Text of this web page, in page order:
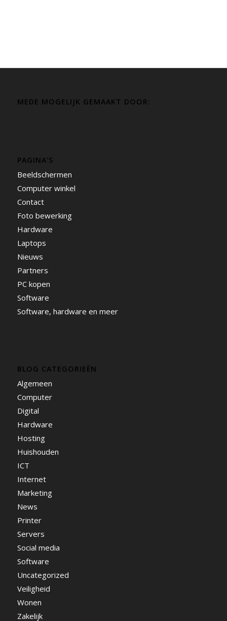
MEDE MOGELIJK GEMAAKT DOOR:
PAGINA’S
Beeldschermen
Computer winkel
Contact
Foto bewerking
Hardware
Laptops
Nieuws
Partners
PC kopen
Software
Software, hardware en meer
BLOG CATEGORIEËN
Algemeen
Computer
Digital
Hardware
Hosting
Huishouden
ICT
Internet
Marketing
News
Printer
Servers
Social media
Software
Uncategorized
Veiligheid
Wonen
Zakelijk